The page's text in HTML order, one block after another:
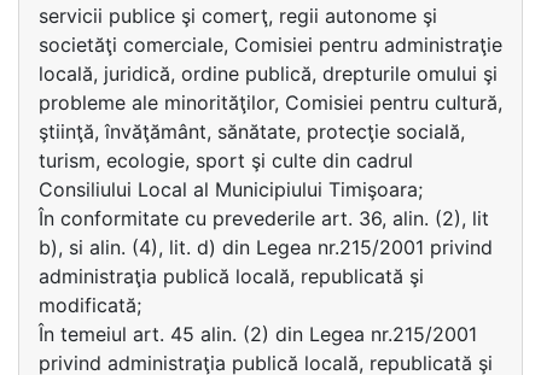
servicii publice şi comerţ, regii autonome şi
societăţi comerciale, Comisiei pentru administraţie
locală, juridică, ordine publică, drepturile omului şi
probleme ale minorităţilor, Comisiei pentru cultură,
ştiinţă, învăţământ, sănătate, protecţie socială,
turism, ecologie, sport şi culte din cadrul
Consiliului Local al Municipiului Timişoara;
În conformitate cu prevederile art. 36, alin. (2), lit
b), si alin. (4), lit. d) din Legea nr.215/2001 privind
administraţia publică locală, republicată şi
modificată;
În temeiul art. 45 alin. (2) din Legea nr.215/2001
privind administraţia publică locală, republicată şi